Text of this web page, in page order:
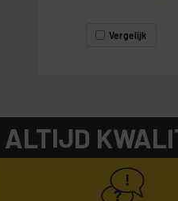
Vergelijk
ALTIJD